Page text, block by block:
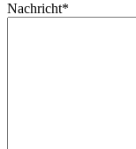
Nachricht*